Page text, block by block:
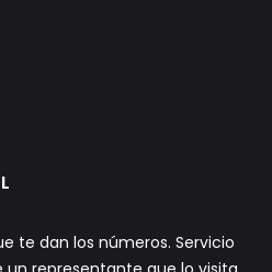
te dan los números. Servicio